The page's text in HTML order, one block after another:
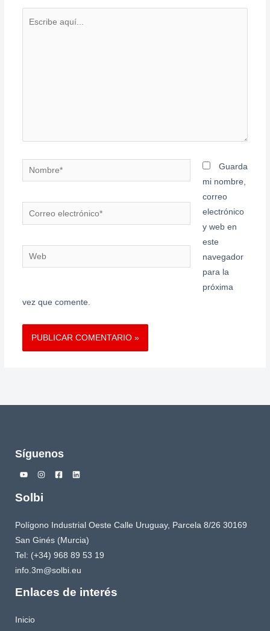
Nombre*
Correo
electrónico*
Web
Guarda
mi nombre,
correo
electrónico
y web en
este
navegador
para la
próxima
vez que comente.
Síguenos
Solbi
Polígono Industrial Oeste Calle Uruguay, Parcela 8/26 30169
San Ginés (Murcia)
Tel: (+34) 968 89 53 19
info.3m@solbi.eu
Enlaces de interés
Inicio